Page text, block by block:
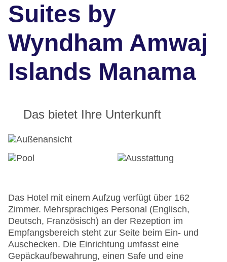
Suites by
Wyndham Amwaj
Islands Manama
Das bietet Ihre Unterkunft
Das Hotel mit einem Aufzug verfügt über 162
Zimmer. Mehrsprachiges Personal (Englisch,
Deutsch, Französisch) an der Rezeption im
Empfangsbereich steht zur Seite beim Ein- und
Auschecken. Die Einrichtung umfasst eine
Gepäckaufbewahrung, einen Safe und eine